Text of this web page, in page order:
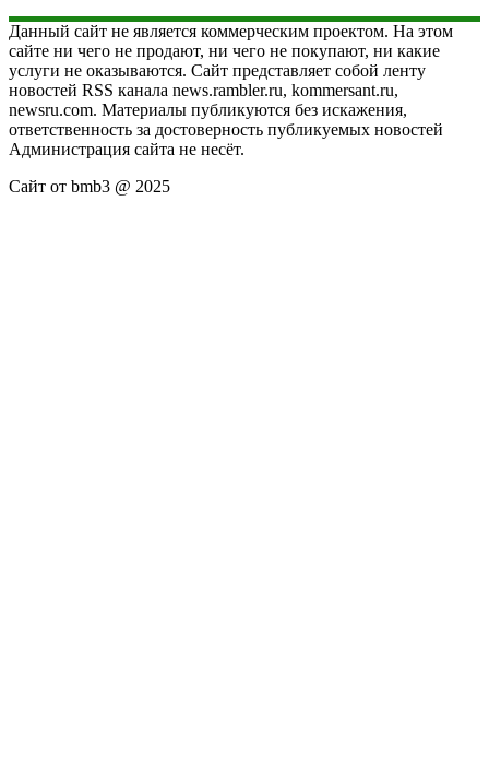
Данный сайт не является коммерческим проектом. На этом
сайте ни чего не продают, ни чего не покупают, ни какие
услуги не оказываются. Сайт представляет собой ленту
новостей RSS канала news.rambler.ru, kommersant.ru,
newsru.com. Материалы публикуются без искажения,
ответственность за достоверность публикуемых новостей
Администрация сайта не несёт.
Сайт от bmb3 @ 2025